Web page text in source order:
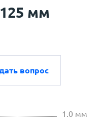
мм
вопрос
1.0 мм